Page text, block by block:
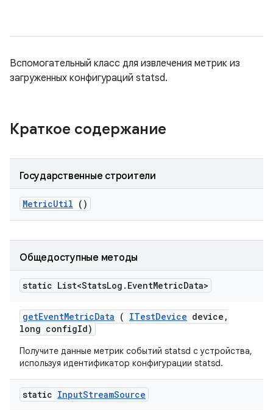
Вспомогательный класс для извлечения метрик из
загруженных конфигураций statsd.
Краткое содержание
Государственные строители
MetricUtil ()
Общедоступные методы
static List<StatsLog . EventMetricData>
getEventMetricData ( ITestDevice device ,
long configId)
Получите данные метрик событий statsd с устройства,
используя идентификатор конфигурации statsd.
static InputStreamSource